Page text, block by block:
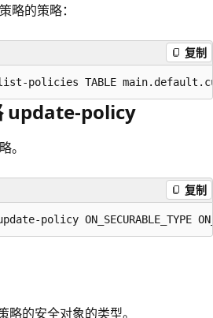
略的策略：
复制
update-policy
。
复制
的安全对象的类型。